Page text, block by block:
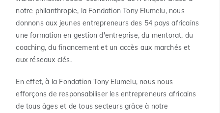
notre philanthropie, la Fondation Tony Elumelu, nous
donnons aux jeunes entrepreneurs des 54 pays africains
une formation en gestion d'entreprise, du mentorat, du
coaching, du financement et un accès aux marchés et
aux réseaux clés.
En effet, à la Fondation Tony Elumelu, nous nous
efforçons de responsabiliser les entrepreneurs africains
de tous âges et de tous secteurs grâce à notre